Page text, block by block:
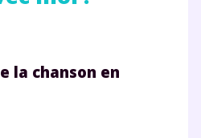
la chanson en